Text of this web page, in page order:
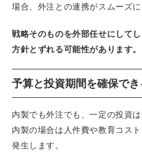
場合、外注との連携がスムーズ
戦略そのものを外部任せにして
方針とずれる可能性があります。
予算と投資期間を確保で
内製でも外注でも、一定の投資は
内製の場合は人件費や教育コス
発生します。